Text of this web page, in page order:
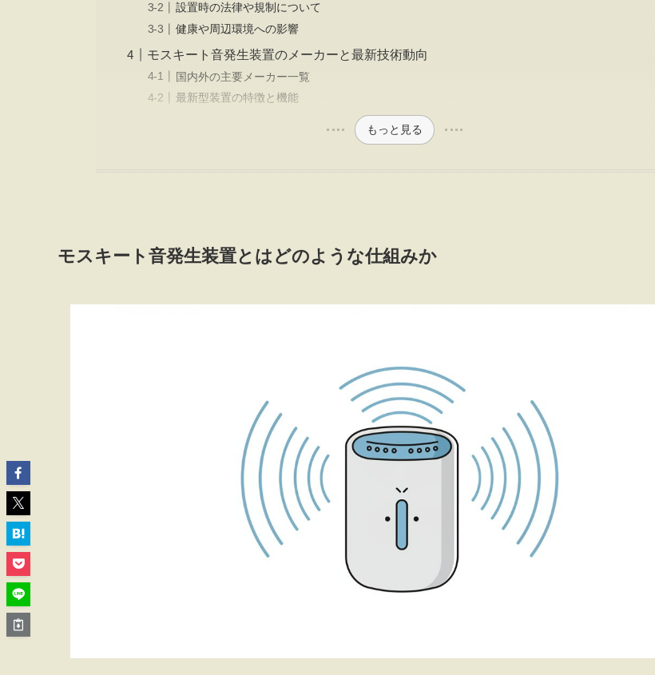
設置時の法律や規制について
健康や周辺環境への影響
モスキート音発生装置のメーカーと最新技術動向
国内外の主要メーカー一覧
最新型装置の特徴と機能
もっと見る
モスキート音発生装置とはどのような仕組みか